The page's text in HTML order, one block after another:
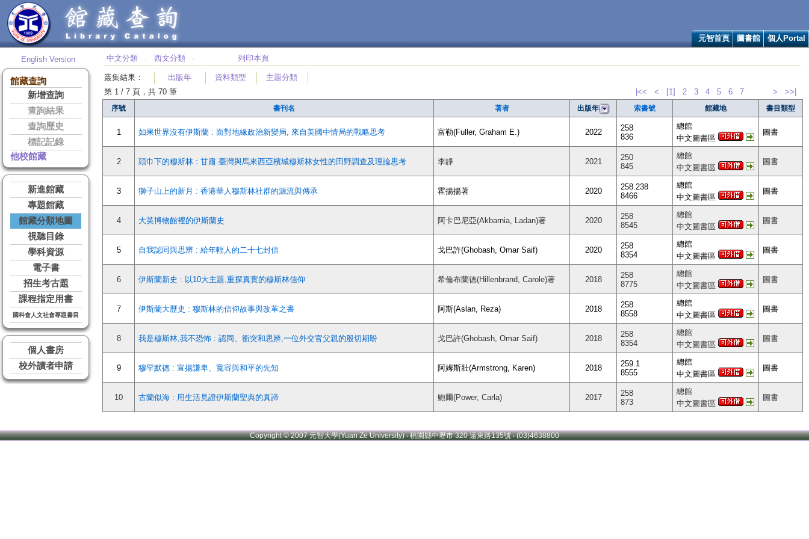
元智首頁 圖書館 個人Portal
English Version
館藏查詢
新增查詢
查詢結果
查詢歷史
標記記錄
他校館藏
新進館藏
專題館藏
館藏分類地圖
視聽目錄
學科資源
電子書
招生考古題
課程指定用書
國科會人文社會專題書目
個人書房
校外讀者申請
中文分類 ‧ 西文分類 ‧ 列印本頁
叢集結果 ： 出版年 資料類型
主題分類
第 1 / 7 頁，共 70 筆
|<< < [1] 2 3 4 5 6 7 > >>|
序號 書刊名 著者 出版年 索書號 館藏地 書目類型
1 如果世界沒有伊斯蘭 : 面對地緣政治新變局, 來自美國中情局的戰略思考 富勒(Fuller, Graham E.) 2022
258
836
總館
中文圖書區
圖書
2 頭巾下的穆斯林 : 甘肅.臺灣與馬來西亞檳城穆斯林女性的田野調查及理論思考 李靜 2021
250
845
總館
中文圖書區
圖書
3 獅子山上的新月 : 香港華人穆斯林社群的源流與傳承 霍揚揚著 2020
258.238
8466
總館
中文圖書區
圖書
4 大英博物館裡的伊斯蘭史 阿卡巴尼亞(Akbarnia, Ladan)著 2020
258
8545
總館
中文圖書區
圖書
5 自我認同與思辨 : 給年輕人的二十七封信 戈巴許(Ghobash, Omar Saif) 2020
258
8354
總館
中文圖書區
圖書
6 伊斯蘭新史 : 以10大主題,重探真實的穆斯林信仰 希倫布蘭德(Hillenbrand, Carole)著 2018
258
8775
總館
中文圖書區
圖書
7 伊斯蘭大歷史 : 穆斯林的信仰故事與改革之書 阿斯(Aslan, Reza) 2018
258
8558
總館
中文圖書區
圖書
8 我是穆斯林,我不恐怖 : 認同、衝突和思辨,一位外交官父親的殷切期盼 戈巴許(Ghobash, Omar Saif) 2018
258
8354
總館
中文圖書區
圖書
9 穆罕默德 : 宣揚謙卑、寬容與和平的先知 阿姆斯壯(Armstrong, Karen) 2018
259.1
8555
總館
中文圖書區
圖書
10 古蘭似海 : 用生活見證伊斯蘭聖典的真諦 鮑爾(Power, Carla) 2017
258
873
總館
中文圖書區
圖書
Copyright © 2007 元智大學(Yuan Ze University) ‧ 桃園縣中壢市 320 遠東路135號 ‧ (03)4638800